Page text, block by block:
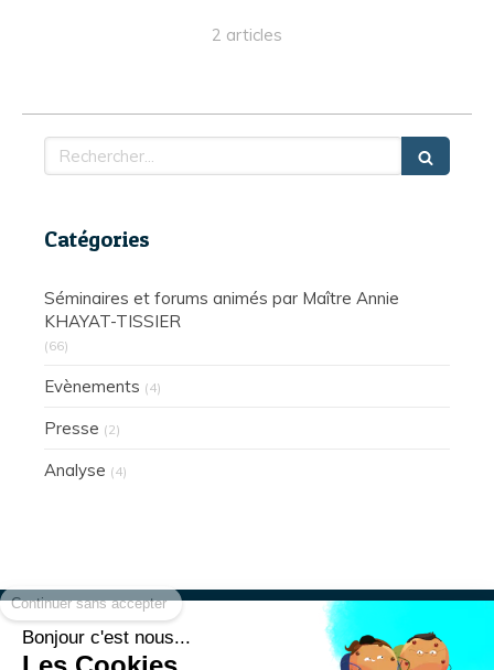
2 articles
Rechercher
Catégories
Séminaires et forums animés par Maître Annie
KHAYAT-TISSIER
(66)
Evènements (4)
Presse (2)
Analyse (4)
Bonjour c'est nous...